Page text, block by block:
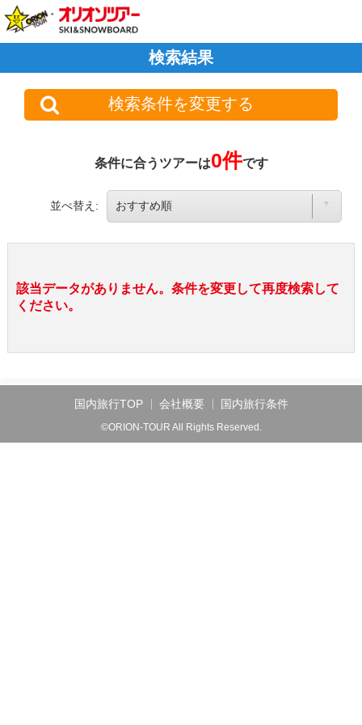
検索結果
検索条件を変更する
条件に合うツアーは0件です
並べ替え:
該当データがありません。条件を変更して再度検索して
ください。
国内旅行TOP 会社概要 国内旅行条件
©ORION-TOUR All Rights Reserved.